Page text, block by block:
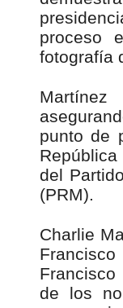
proceso
fotografía
punto de
del
(PRM).
Charlie
de los